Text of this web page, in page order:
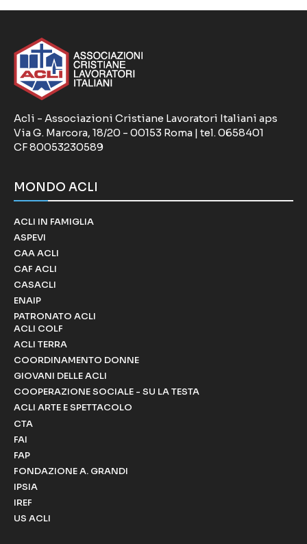
Acli - Associazioni Cristiane Lavoratori Italiani aps
Via G. Marcora, 18/20 - 00153 Roma | tel. 0658401
CF 80053230589
MONDO ACLI
ACLI IN FAMIGLIA
ASPEVI
CAA ACLI
CAF ACLI
CASACLI
ENAIP
PATRONATO ACLI
ACLI COLF
ACLI TERRA
COORDINAMENTO DONNE
GIOVANI DELLE ACLI
COOPERAZIONE SOCIALE - SU LA TESTA
ACLI ARTE E SPETTACOLO
CTA
FAI
FAP
FONDAZIONE A. GRANDI
IPSIA
IREF
US ACLI